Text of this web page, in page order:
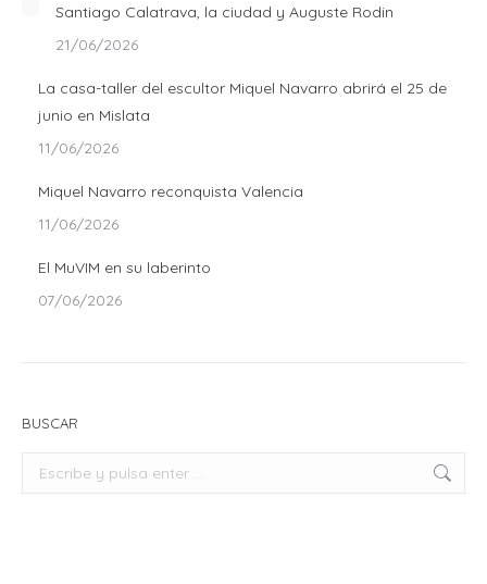
Santiago Calatrava, la ciudad y Auguste Rodin
21/06/2026
La casa-taller del escultor Miquel Navarro abrirá el 25 de
junio en Mislata
11/06/2026
Miquel Navarro reconquista Valencia
11/06/2026
El MuVIM en su laberinto
07/06/2026
BUSCAR
Buscar: